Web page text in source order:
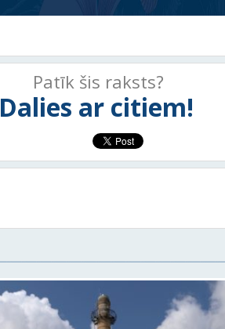
Patīk šis raksts?
Dalies ar citiem!